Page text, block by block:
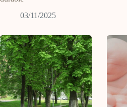
03/11/2025